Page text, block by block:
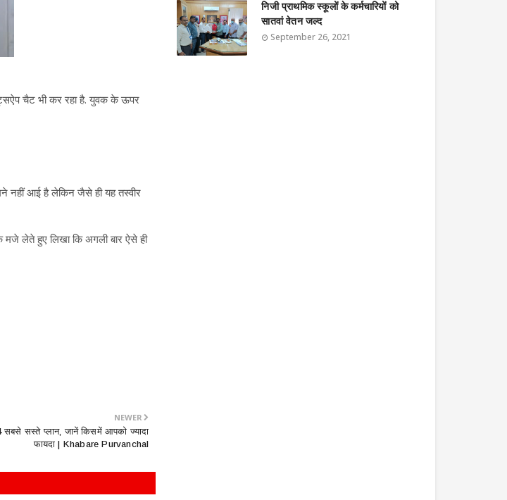
चैट भी कर रहा है. युवक के ऊपर
नहीं आई है लेकिन जैसे ही यह तस्वीर
लेते हुए लिखा कि अगली बार ऐसे ही
NEWER
सस्ते प्लान, जानें किसमें आपको ज्यादा
फायदा | Khabare Purvanchal
निजी प्राथमिक स्कूलों के कर्मचारियों को
सातवां वेतन जल्द
September 26, 2021